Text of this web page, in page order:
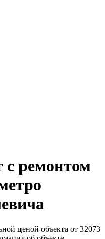
ремонтом
ценой объекта от 32073